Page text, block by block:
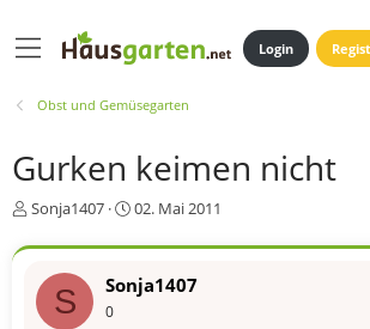
Login
Obst und Gemüsegarten
Gurken keimen nicht
E
s
e
Sonja1407
E
s
e
02. Mai 2011
S Sonja1407
0